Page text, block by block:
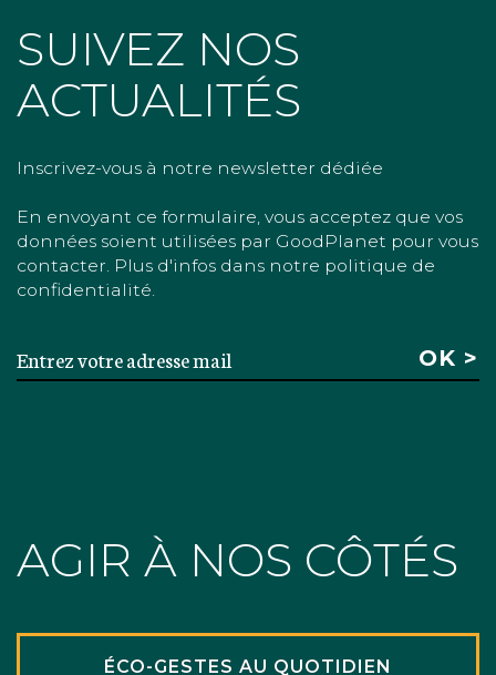
SUIVEZ NOS
ACTUALITÉS
Inscrivez-vous à notre newsletter dédiée
En envoyant ce formulaire, vous acceptez que vos
données soient utilisées par GoodPlanet pour vous
contacter. Plus d'infos dans notre politique de
confidentialité.
AGIR À NOS CÔTÉS
ÉCO-GESTES AU QUOTIDIEN